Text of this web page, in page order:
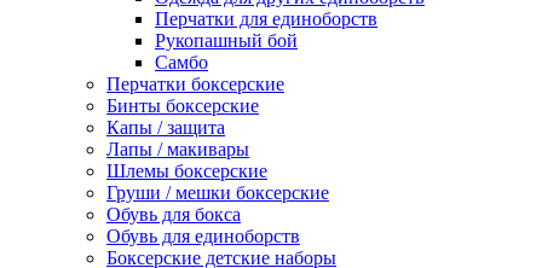
Перчатки для единоборств
Рукопашный бой
Самбо
Перчатки боксерские
Бинты боксерские
Капы / защита
Лапы / макивары
Шлемы боксерские
Груши / мешки боксерские
Обувь для бокса
Обувь для единоборств
Боксерские детские наборы